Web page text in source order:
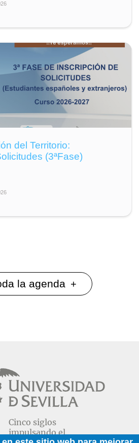
del Territorio:
(3ªFase)
la agenda +
Cinco siglos
impulsando el